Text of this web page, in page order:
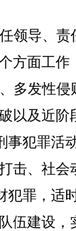
领导、
方面工作
多发性侵
以及近
事犯罪活
击、社
犯罪，适
伍建设，